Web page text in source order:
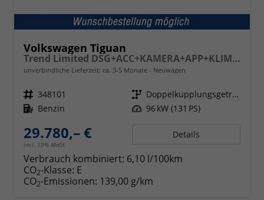
Volkswagen Tiguan
Trend Limited DSG+ACC+KAMERA+APP+KLIMA+LED+17" LM
unverbindliche Lieferzeit: ca. 3-5 Monate Neuwagen
Fahrzeugnr. 348101 Getriebe
Doppelkupplungsgetriebe (DSG)
Kraftstoff Benzin Leistung 96 kW (131 PS)
29.780,– €
incl. 19% MwSt.
Details
Verbrauch kombiniert: 6,10 l/100km
CO2-Klasse: E
CO2-Emissionen: 139,00 g/km